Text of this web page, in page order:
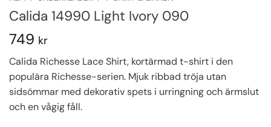
Calida 14990 Light Ivory 090
749 kr
Calida Richesse Lace Shirt, kortärmad t-shirt i den
populära Richesse-serien. Mjuk ribbad tröja utan
sidsömmar med dekorativ spets i urringning och ärmslut
och en vågig fåll.